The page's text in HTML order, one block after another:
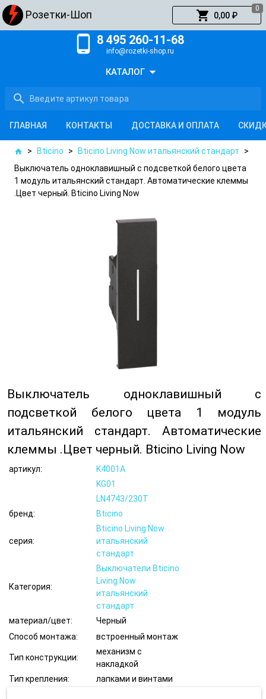
Розетки-Шоп shopping_cart 0,00 ₽
0
КАТАЛОГ arrow_drop_down
search
phone_android 8 495 260-11-68
info@rozetki-shop.ru
ГЛАВНАЯ КОНТАКТЫ ДОСТАВКА И ОПЛАТА
home > Bticino > Bticino Living Now итальянский стандарт
>
Выключатель одноклавишный с подсветкой белого цвета
1 модуль итальянский стандарт. Автоматические клеммы
.Цвет черный. Bticino Living Now
Выключатель одноклавишный с
подсветкой белого цвета 1 модуль
итальянский стандарт. Автоматические
клеммы .Цвет черный. Bticino Living Now
артикул:
K4001A
KG01
LN4743/230T
бренд:
Bticino
серия:
Bticino Living Now
итальянский
стандарт
Категория:
Выключатели Bticino
Living Now
итальянский
стандарт
материал/цвет:
Черный
Способ монтажа:
встроенный монтаж
Тип конструкции:
механизм с
накладкой
Тип крепления:
лапками и винтами